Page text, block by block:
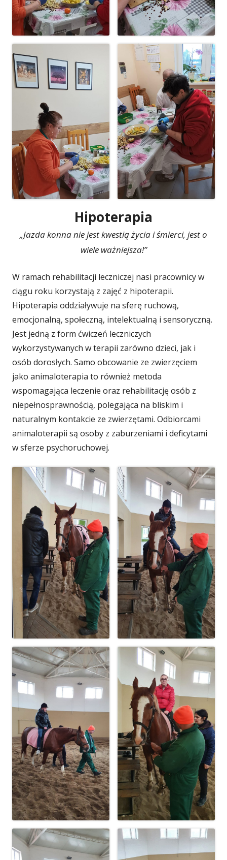
Hipoterapia
„Jazda konna nie jest kwestią życia i śmierci, jest o
wiele ważniejsza!”
W ramach rehabilitacji leczniczej nasi pracownicy w
ciągu roku korzystają z zajęć z hipoterapii.
Hipoterapia oddziaływuje na sferę ruchową,
emocjonalną, społeczną, intelektualną i sensoryczną.
Jest jedną z form ćwiczeń leczniczych
wykorzystywanych w terapii zarówno dzieci, jak i
osób dorosłych. Samo obcowanie ze zwierzęciem
jako animaloterapia to również metoda
wspomagająca leczenie oraz rehabilitację osób z
niepełnosprawnością, polegająca na bliskim i
naturalnym kontakcie ze zwierzętami. Odbiorcami
animaloterapii są osoby z zaburzeniami i deficytami
w sferze psychoruchowej.